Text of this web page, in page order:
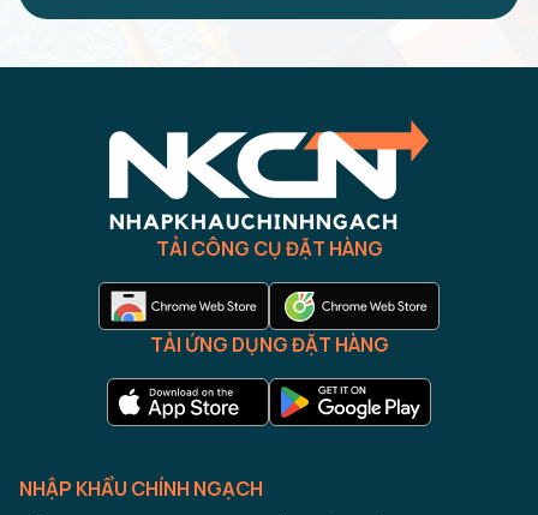
TẢI CÔNG CỤ ĐẶT HÀNG
TẢI ỨNG DỤNG ĐẶT HÀNG
NHẬP KHẨU CHÍNH NGẠCH